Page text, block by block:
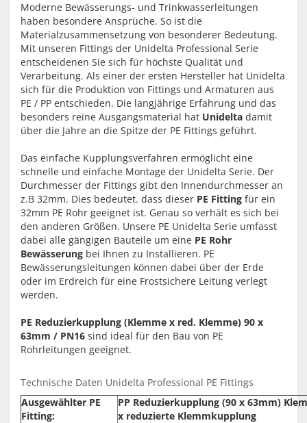
Moderne Bewässerungs- und Trinkwasserleitungen
haben besondere Ansprüche. So ist die
Materialzusammensetzung von besonderer Bedeutung.
Mit unseren Fittings der Unidelta Professional Serie
entscheidenen Sie sich für höchste Qualität und
Verarbeitung. Als einer der ersten Hersteller hat Unidelta
sich für die Produktion von Fittings und Armaturen aus
PE / PP entschieden. Die langjährige Erfahrung und das
besonders reine Ausgangsmaterial hat Unidelta damit
über die Jahre an die Spitze der PE Fittings geführt.
Das einfache Kupplungsverfahren ermöglicht eine
schnelle und einfache Montage der Unidelta Serie. Der
Durchmesser der Fittings gibt den Innendurchmesser an
z.B 32mm. Dies bedeutet. dass dieser PE Fitting für ein
32mm PE Rohr geeignet ist. Genau so verhält es sich bei
den anderen Größen. Unsere PE Unidelta Serie umfasst
dabei alle gängigen Bauteile um eine PE Rohr
Bewässerung bei Ihnen zu Installieren. PE
Bewässerungsleitungen können dabei über der Erde
oder im Erdreich für eine Frostsichere Leitung verlegt
werden.
PE Reduzierkupplung (Klemme x red. Klemme) 90 x
63mm / PN16 sind ideal für den Bau von PE
Rohrleitungen geeignet.
Technische Daten Unidelta Professional PE Fittings
Ausgewählter PE
Fitting:
PP Reduzierkupplung (90 x 63mm)
x reduzierte Klemmkupplung